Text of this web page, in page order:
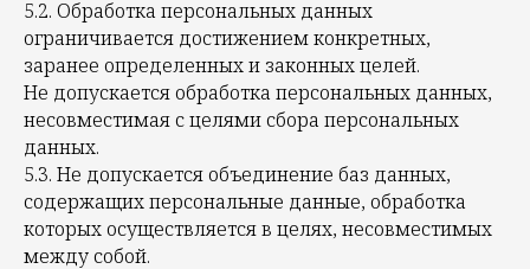
5.2. Обработка персональных данных
ограничивается достижением конкретных,
заранее определенных и законных целей.
Не допускается обработка персональных данных,
несовместимая с целями сбора персональных
данных.
5.3. Не допускается объединение баз данных,
содержащих персональные данные, обработка
которых осуществляется в целях, несовместимых
между собой.